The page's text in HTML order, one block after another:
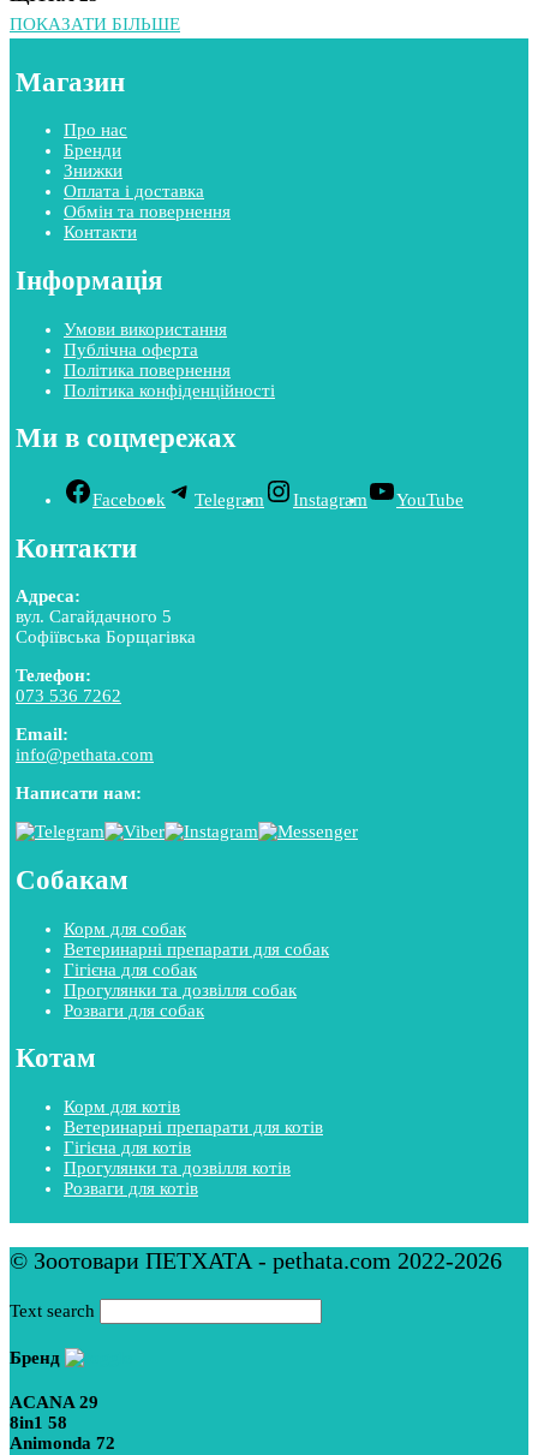
ПОКАЗАТИ БІЛЬШЕ
Магазин
Про нас
Бренди
Знижки
Оплата і доставка
Обмін та повернення
Контакти
Інформація
Умови використання
Публічна оферта
Політика повернення
Політика конфіденційності
Ми в соцмережах
Facebook Telegram Instagram YouTube
Контакти
Адреса:
вул. Сагайдачного 5
Софіївська Борщагівка
Телефон:
073 536 7262
Email:
info@pethata.com
Написати нам:
Собакам
Корм для собак
Ветеринарні препарати для собак
Гігієна для собак
Прогулянки та дозвілля собак
Розваги для собак
Котам
Корм для котів
Ветеринарні препарати для котів
Гігієна для котів
Прогулянки та дозвілля котів
Розваги для котів
© Зоотовари ПЕТХАТА - pethata.com 2022-2026
Text search
Бренд
ACANA 29
8in1 58
Animonda 72